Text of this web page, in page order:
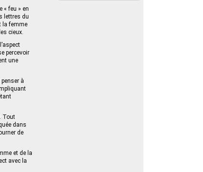
« feu » en
lettres du
la femme
cieux.
percevoir
une
à
Tout
dans
de
et de la
avec la